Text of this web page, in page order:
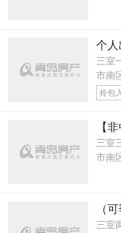
个人
三室
市南
拎包
三室
市南
三室